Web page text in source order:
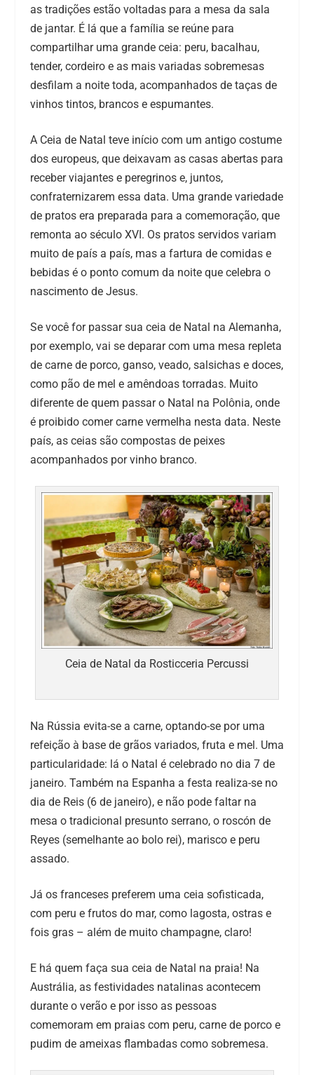
as tradições estão voltadas para a mesa da sala
de jantar. É lá que a família se reúne para
compartilhar uma grande ceia: peru, bacalhau,
tender, cordeiro e as mais variadas sobremesas
desfilam a noite toda, acompanhados de taças de
vinhos tintos, brancos e espumantes.
A Ceia de Natal teve início com um antigo costume
dos europeus, que deixavam as casas abertas para
receber viajantes e peregrinos e, juntos,
confraternizarem essa data. Uma grande variedade
de pratos era preparada para a comemoração, que
remonta ao século XVI. Os pratos servidos variam
muito de país a país, mas a fartura de comidas e
bebidas é o ponto comum da noite que celebra o
nascimento de Jesus.
Se você for passar sua ceia de Natal na Alemanha,
por exemplo, vai se deparar com uma mesa repleta
de carne de porco, ganso, veado, salsichas e doces,
como pão de mel e amêndoas torradas. Muito
diferente de quem passar o Natal na Polônia, onde
é proibido comer carne vermelha nesta data. Neste
país, as ceias são compostas de peixes
acompanhados por vinho branco.
Ceia de Natal da Rosticceria Percussi
Na Rússia evita-se a carne, optando-se por uma
refeição à base de grãos variados, fruta e mel. Uma
particularidade: lá o Natal é celebrado no dia 7 de
janeiro. Também na Espanha a festa realiza-se no
dia de Reis (6 de janeiro), e não pode faltar na
mesa o tradicional presunto serrano, o roscón de
Reyes (semelhante ao bolo rei), marisco e peru
assado.
Já os franceses preferem uma ceia sofisticada,
com peru e frutos do mar, como lagosta, ostras e
fois gras – além de muito champagne, claro!
E há quem faça sua ceia de Natal na praia! Na
Austrália, as festividades natalinas acontecem
durante o verão e por isso as pessoas
comemoram em praias com peru, carne de porco e
pudim de ameixas flambadas como sobremesa.